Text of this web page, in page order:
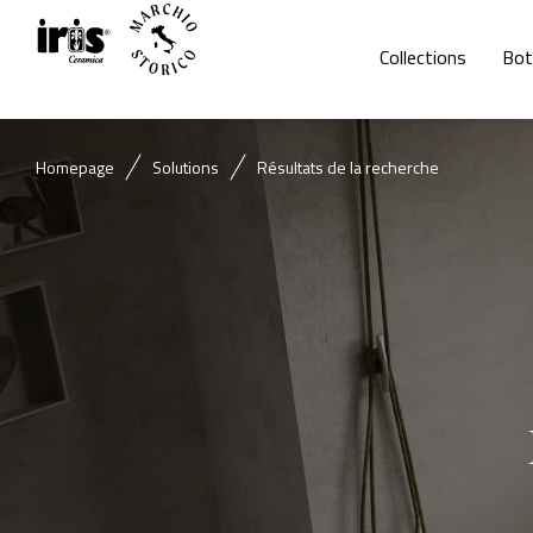
Collections
Homepage Solutions Résultats de la recherche